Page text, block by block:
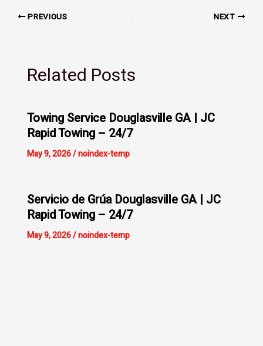
PREVIOUS NEXT
Related Posts
Towing Service Douglasville GA | JC
Rapid Towing – 24/7
May 9, 2026/noindex-temp
Servicio de Grúa Douglasville GA | JC
Rapid Towing – 24/7
May 9, 2026/noindex-temp